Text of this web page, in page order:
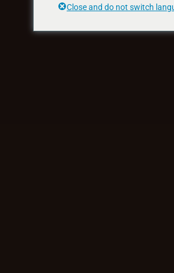
Close and do not switch